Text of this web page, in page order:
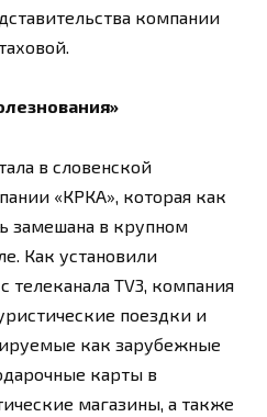
компании
в словенской
«КРКА», которая как
замешана в крупном
Как установили
телеканала TV3, компания
поездки и
как зарубежные
карты в
магазины, а также